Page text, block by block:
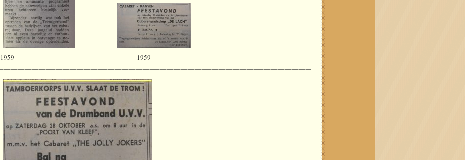
1959 1959
______________________________________________________________________________________________________________